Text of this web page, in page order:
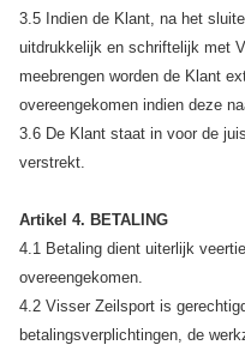
3.5 Indien de Klant, na het
uitdrukkelijk en schriftelijk met
meebrengen worden de Klant
overeengekomen indien deze
3.6 De Klant staat in voor de
verstrekt.
Artikel 4. BETALING
4.1 Betaling dient uiterlijk
overeengekomen.
4.2 Visser Zeilsport is
betalingsverplichtingen, de